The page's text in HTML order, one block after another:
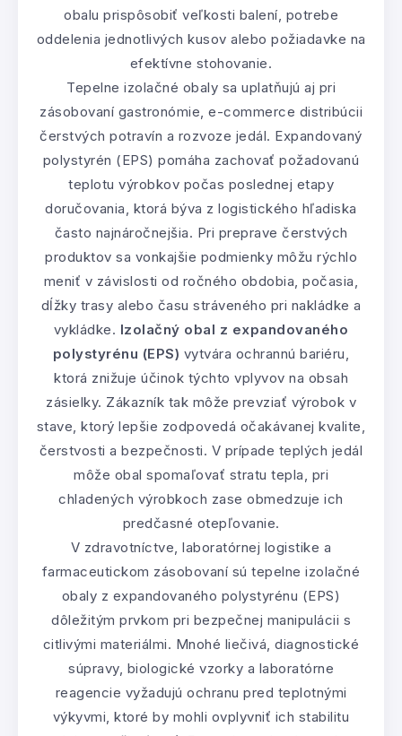
obalu prispôsobiť veľkosti balení, potrebe
oddelenia jednotlivých kusov alebo požiadavke na
efektívne stohovanie.
Tepelne izolačné obaly sa uplatňujú aj pri
zásobovaní gastronómie, e-commerce distribúcii
čerstvých potravín a rozvoze jedál. Expandovaný
polystyrén (EPS) pomáha zachovať požadovanú
teplotu výrobkov počas poslednej etapy
doručovania, ktorá býva z logistického hľadiska
často najnáročnejšia. Pri preprave čerstvých
produktov sa vonkajšie podmienky môžu rýchlo
meniť v závislosti od ročného obdobia, počasia,
dĺžky trasy alebo času stráveného pri nakládke a
vykládke. Izolačný obal z expandovaného
polystyrénu (EPS) vytvára ochrannú bariéru,
ktorá znižuje účinok týchto vplyvov na obsah
zásielky. Zákazník tak môže prevziať výrobok v
stave, ktorý lepšie zodpovedá očakávanej kvalite,
čerstvosti a bezpečnosti. V prípade teplých jedál
môže obal spomaľovať stratu tepla, pri
chladených výrobkoch zase obmedzuje ich
predčasné otepľovanie.
V zdravotníctve, laboratórnej logistike a
farmaceutickom zásobovaní sú tepelne izolačné
obaly z expandovaného polystyrénu (EPS)
dôležitým prvkom pri bezpečnej manipulácii s
citlivými materiálmi. Mnohé liečivá, diagnostické
súpravy, biologické vzorky a laboratórne
reagencie vyžadujú ochranu pred teplotnými
výkyvmi, ktoré by mohli ovplyvniť ich stabilitu